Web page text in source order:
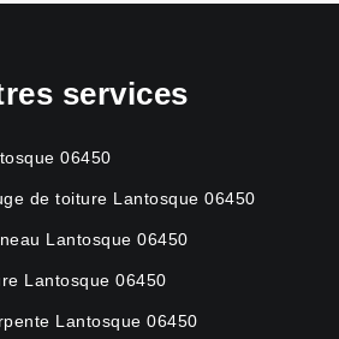
services
06450
de toiture Lantosque 06450
Lantosque 06450
Lantosque 06450
Lantosque 06450